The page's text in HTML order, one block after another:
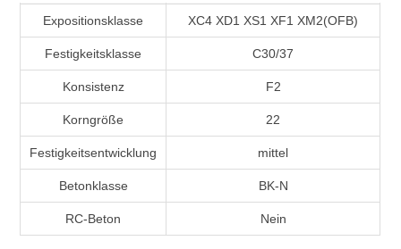
Expositionsklasse XC4 XD1 XS1 XF1 XM2(OFB)
Festigkeitsklasse C30/37
Konsistenz F2
Korngröße 22
Festigkeitsentwicklung mittel
Betonklasse BK-N
RC-Beton Nein